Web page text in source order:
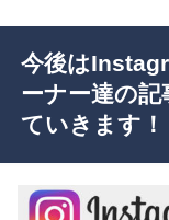
今後は
ーナー達の
ていきます！